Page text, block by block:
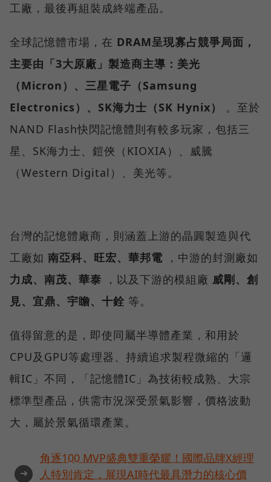
工廠，最後再組裝成終端產品。
全球記憶體市場，在 DRAM呈現寡占競爭局面，
主要由「3大原廠」製造商主導：美光
（Micron）、三星電子（Samsung
Electronics）、SK海力士（SK Hynix）
。至於
NAND Flash快閃記憶體則有較多玩家，包括三
星、SK海力士、鎧俠（KIOXIA）、威騰
（Western Digital）、美光等。
台灣的記憶體廠商，則涵蓋上游的晶圓製造與代
工廠如 南亞科、旺宏、華邦電 ，中游的封測廠如
力成、南茂、華泰 ，以及下游的模組廠 威剛、創
見、宜鼎、宇瞻、十銓 等。
值得留意的是，即使同屬半導體產業，和用於
CPU及GPU等處理器、持續追求製程微縮的「邏
輯IC」不同，「記憶體IC」為技術較成熟、大宗
標準型產品，供需市況深受景氣影響，價格波動
大，屬於景氣循環產業。
➜
角逐100 MVP盛典雙重榮耀！國際品牌X經理
人特別肯定，展現AI時代最具潛力的核心價